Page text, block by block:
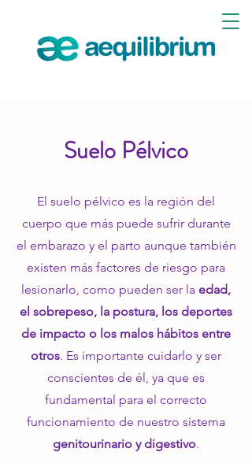
Suelo Pélvico
El suelo pélvico es la región del
cuerpo que más puede sufrir durante
el embarazo y el parto aunque también
existen más factores de riesgo para
lesionarlo, como pueden ser la edad,
el sobrepeso, la postura, los deportes
de impacto o los malos hábitos entre
otros. Es importante cuidarlo y ser
conscientes de él, ya que es
fundamental para el correcto
funcionamiento de nuestro sistema
genitourinario y digestivo.